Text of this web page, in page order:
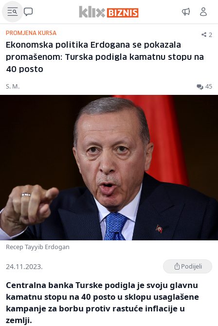
PROMJENA KURSA 2
Ekonomska politika Erdogana se pokazala
promašenom: Turska podigla kamatnu stopu na
40 posto
S. M. 45
Recep Tayyib Erdogan
24.11.2023. Podijeli
Centralna banka Turske podigla je svoju glavnu
kamatnu stopu na 40 posto u sklopu usaglašene
kampanje za borbu protiv rastuće inflacije u
zemlji.